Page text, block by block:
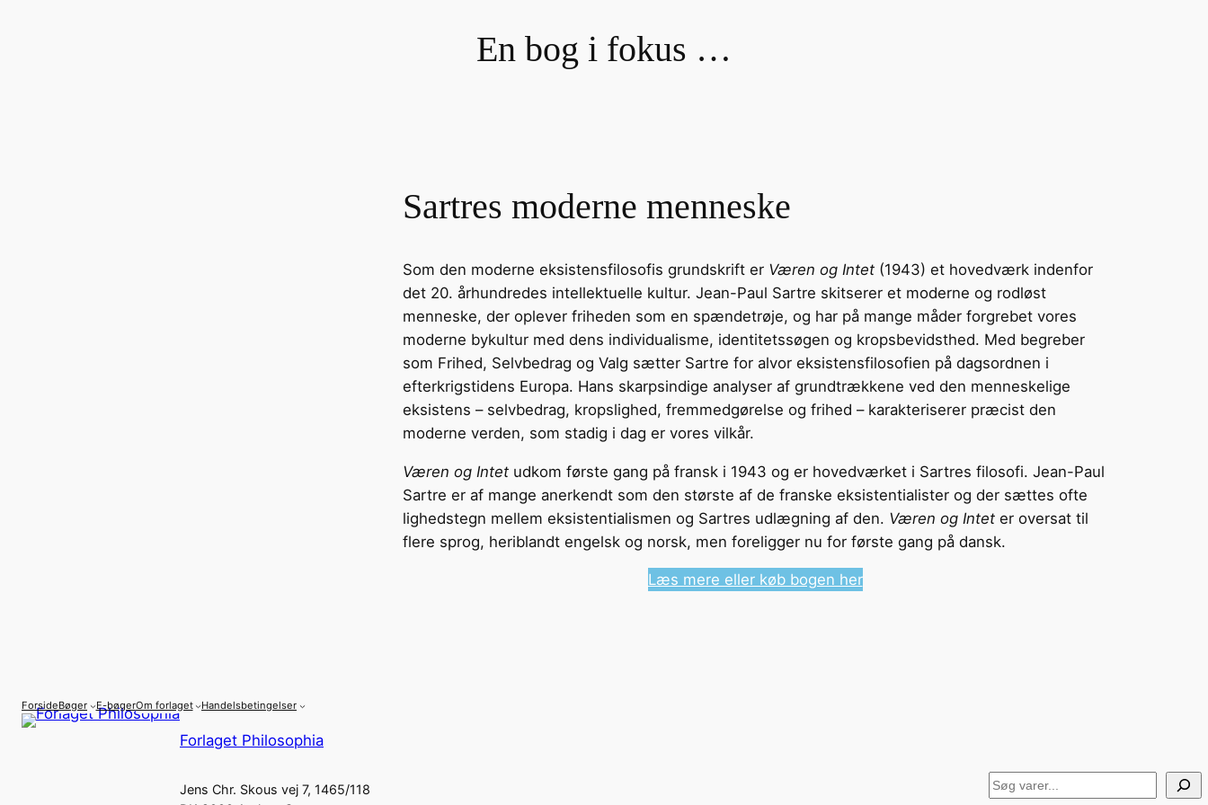
En bog i fokus …
Sartres moderne menneske
Som den moderne eksistensfilosofis grundskrift er Væren og Intet (1943) et hovedværk indenfor
det 20. århundredes intellektuelle kultur. Jean-Paul Sartre skitserer et moderne og rodløst
menneske, der oplever friheden som en spændetrøje, og har på mange måder forgrebet vores
moderne bykultur med dens individualisme, identitetssøgen og kropsbevidsthed. Med begreber
som Frihed, Selvbedrag og Valg sætter Sartre for alvor eksistensfilosofien på dagsordnen i
efterkrigstidens Europa. Hans skarpsindige analyser af grundtrækkene ved den menneskelige
eksistens – selvbedrag, kropslighed, fremmedgørelse og frihed – karakteriserer præcist den
moderne verden, som stadig i dag er vores vilkår.
Væren og Intet udkom første gang på fransk i 1943 og er hovedværket i Sartres filosofi. Jean-Paul
Sartre er af mange anerkendt som den største af de franske eksistentialister og der sættes ofte
lighedstegn mellem eksistentialismen og Sartres udlægning af den. Væren og Intet er oversat til
flere sprog, heriblandt engelsk og norsk, men foreligger nu for første gang på dansk.
Læs mere eller køb bogen her
ForsideBøger E-bøgerOm forlaget Handelsbetingelser
Forlaget Philosophia
Jens Chr. Skous vej 7, 1465/118
Søg